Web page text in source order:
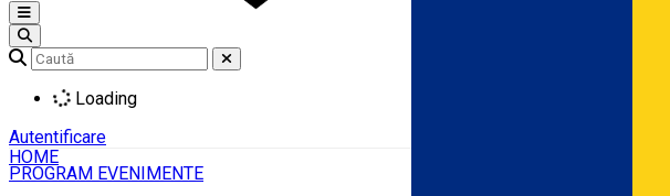
Open main menu
Loading
Autentificare
HOME
PROGRAM EVENIMENTE